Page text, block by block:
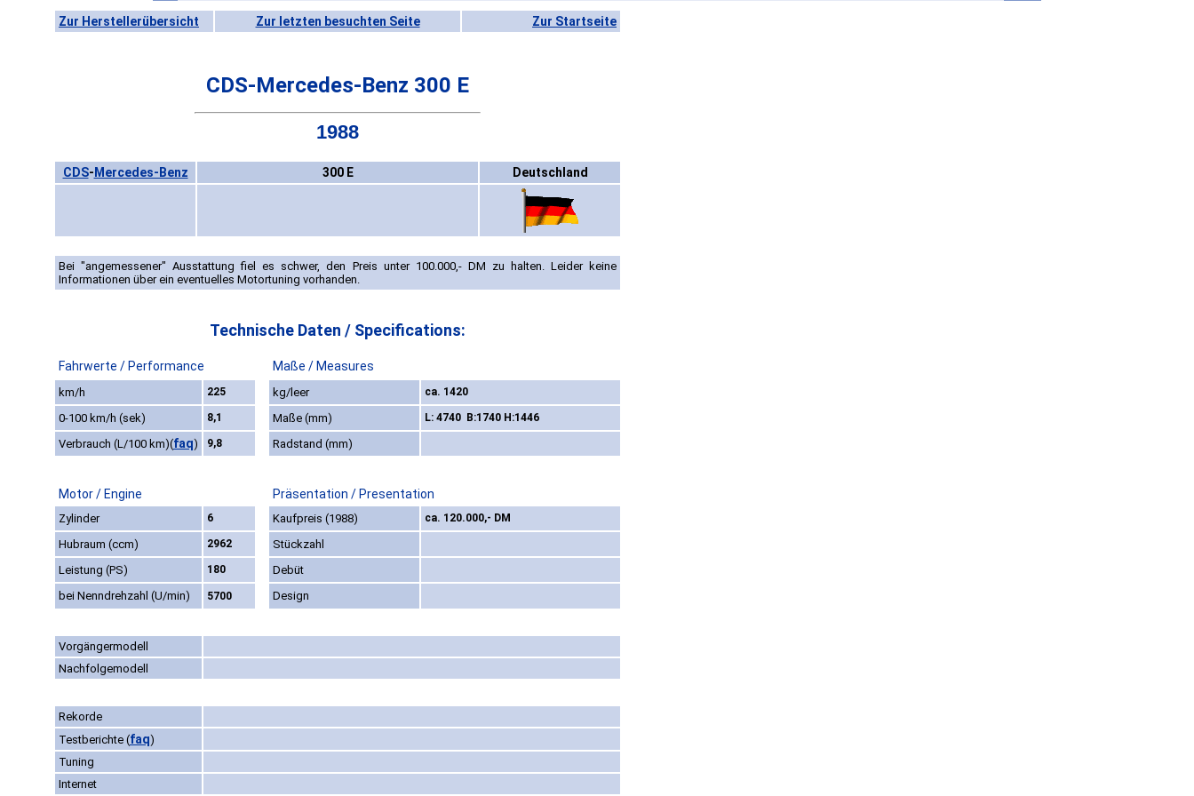
Zur Herstellerübersicht Zur letzten besuchten Seite Zur Startseite
CDS-Mercedes-Benz 300 E
1988
CDS- Mercedes-Benz 300 E Deutschland
Bei "angemessener" Ausstattung fiel es schwer, den Preis unter 100.000,- DM zu halten. Leider keine
Informationen über ein eventuelles Motortuning vorhanden.
Technische Daten / Specifications:
Fahrwerte / Performance Maße / Measures
km/h 225 kg/leer ca. 1420
0-100 km/h (sek) 8,1 Maße (mm) L: 4740 B:1740 H:1446
Verbrauch (L/100 km)(faq) 9,8 Radstand (mm)
Motor / Engine Präsentation / Presentation
Zylinder 6 Kaufpreis (1988) ca. 120.000,- DM
Hubraum (ccm) 2962
Stückzahl
Leistung (PS)
180
Debüt
bei Nenndrehzahl (U/min)
5700 Design
Vorgängermodell
Nachfolgemodell
Rekorde
Testberichte (faq)
Tuning
Internet